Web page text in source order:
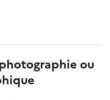
ou